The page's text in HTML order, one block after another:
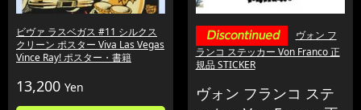
ビヴァ ラスベガス #11 シルクス
クリーン ポスター Viva Las Vegas
Vince Ray! ポスター・書籍
13,200 Yen
ヴォン フ
ランコ ステッカー Von Franco 正
規品 STICKER
ヴォン フランコ ステ